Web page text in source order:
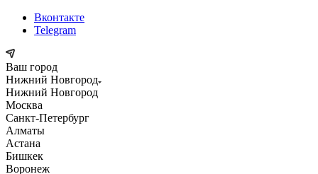
Вконтакте
Telegram
Ваш город
Нижний Новгород
Нижний Новгород
Москва
Санкт-Петербург
Алматы
Астана
Бишкек
Воронеж